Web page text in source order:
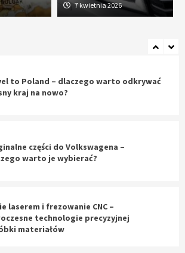
7 kwietnia 2026
aplikacji internetowych – jak
to Poland – dlaczego warto odkrywać
kraj na nowo?
części do Volkswagena –
warto je wybierać?
laserem i frezowanie CNC –
technologie precyzyjnej
materiałów